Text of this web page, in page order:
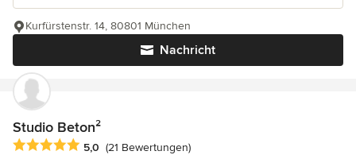
Nachricht
Kurfürstenstr. 14, 80801 München
Studio Beton²
Durchschnittliche Bewertung: 5 von 5 Sternen
5,0 (21 Bewertungen)